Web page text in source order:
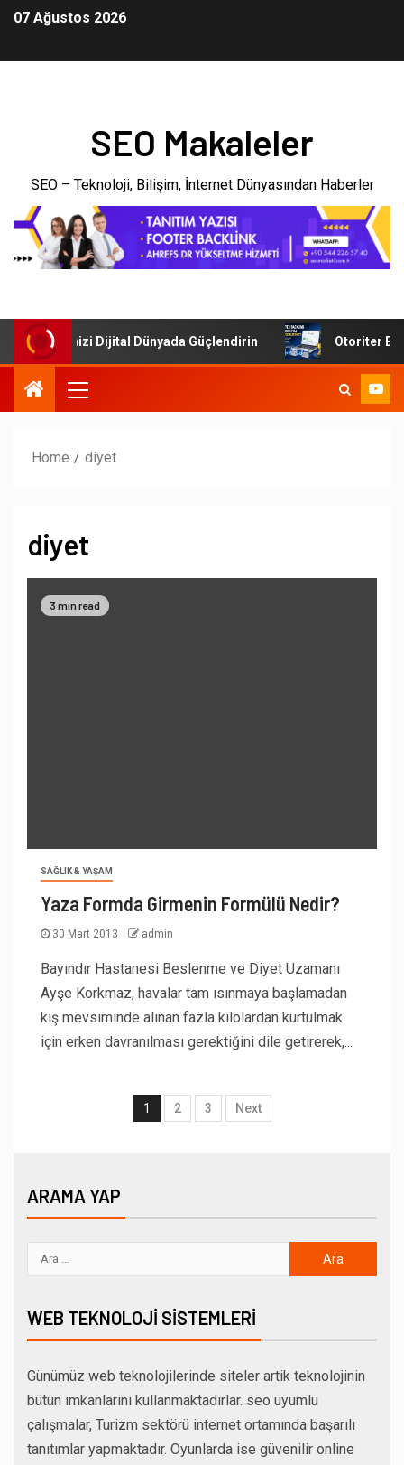
07 Ağustos 2026
SEO Makaleler
SEO – Teknoloji, Bilişim, İnternet Dünyasından Haberler
İşletmenizi Dijital Dünyada Güçlendirin Otoriter
Home diyet
diyet
3 min read
SAĞLIK & YAŞAM
Yaza Formda Girmenin Formülü Nedir?
30 Mart 2013 admin
Bayındır Hastanesi Beslenme ve Diyet Uzamanı
Ayşe Korkmaz, havalar tam ısınmaya başlamadan
kış mevsiminde alınan fazla kilolardan kurtulmak
için erken davranılması gerektiğini dile getirerek,...
1 2 3 Next
ARAMA YAP
WEB TEKNOLOJI SISTEMLERI
Günümüz web teknolojilerinde siteler artik teknolojinin
bütün imkanlarini kullanmaktadirlar. seo uyumlu
çalışmalar, Turizm sektörü internet ortamında başarılı
tanıtımlar yapmaktadır. Oyunlarda ise güvenilir online